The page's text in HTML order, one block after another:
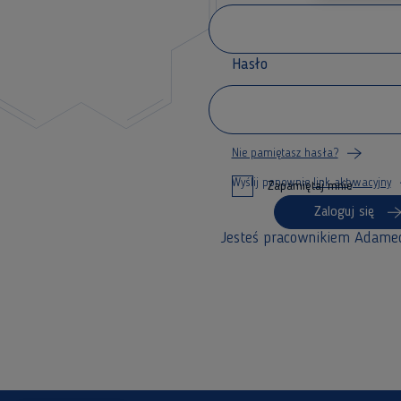
Hasło
Nie pamiętasz hasła?
Wyślij ponownie link aktywacyjny
Zapamiętaj mnie
Zaloguj się
Jesteś pracownikiem